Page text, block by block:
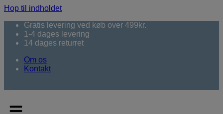
Hop til indholdet
Gratis levering ved køb over 499kr.
1-4 dages levering
14 dages returret
Om os
Kontakt